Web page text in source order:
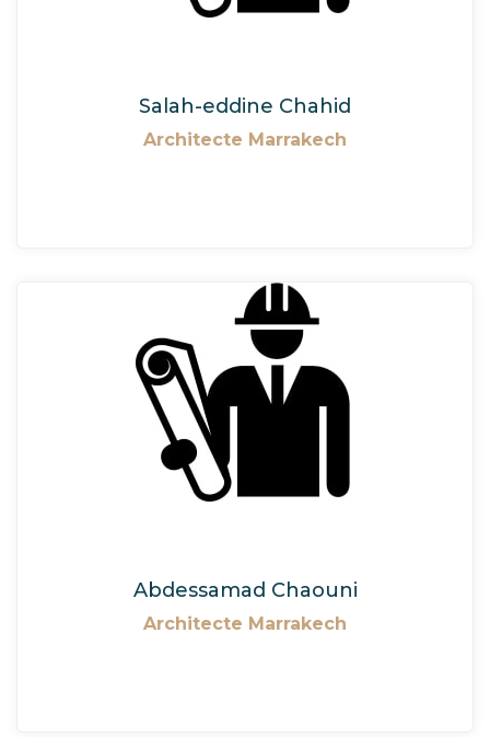
Salah-eddine Chahid
Architecte Marrakech
Abdessamad Chaouni
Architecte Marrakech